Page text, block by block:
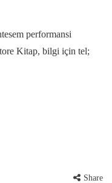
performansi
Kitap, bilgi için tel;
Share